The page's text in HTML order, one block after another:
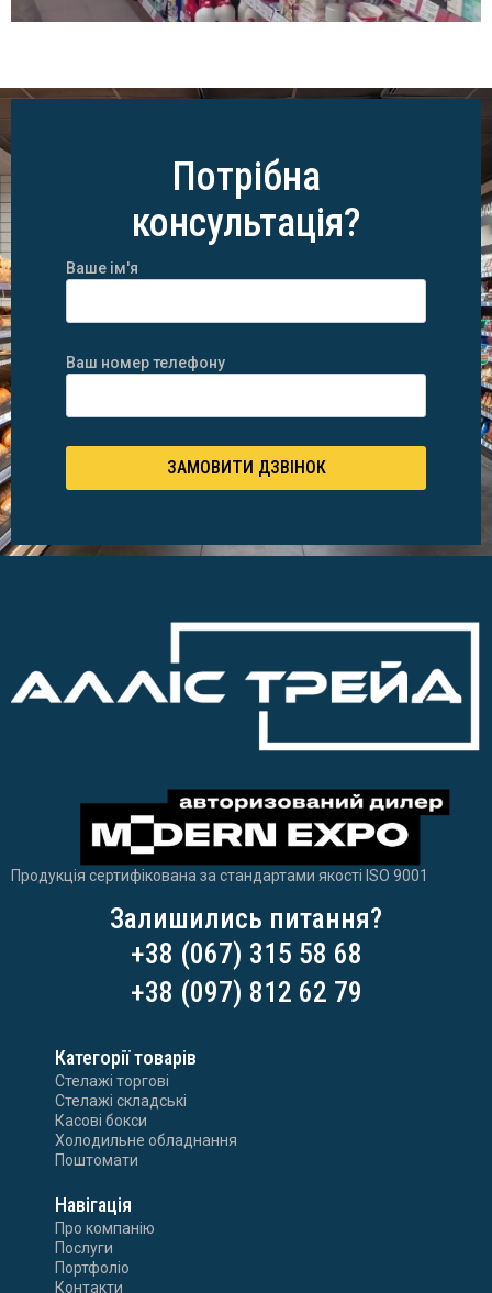
Потрібна
консультація?
Ваше ім'я
Ваш номер телефону
ЗАМОВИТИ ДЗВІНОК
Продукція сертифікована за стандартами якості ISO 9001
Залишились питання?
+38 (067) 315 58 68
+38 (097) 812 62 79
Категорії товарів
Стелажі торгові
Стелажі складські
Касові бокси
Холодильне обладнання
Поштомати
Навігація
Про компанію
Послуги
Портфоліо
Контакти